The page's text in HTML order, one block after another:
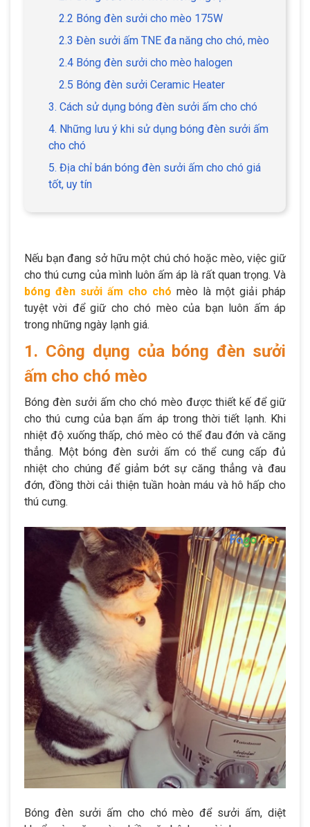
2.2 Bóng đèn sưởi cho mèo 175W
2.3 Đèn sưởi ấm TNE đa năng cho chó, mèo
2.4 Bóng đèn sưởi cho mèo halogen
2.5 Bóng đèn sưởi Ceramic Heater
3. Cách sử dụng bóng đèn sưởi ấm cho chó
4. Những lưu ý khi sử dụng bóng đèn sưởi ấm
cho chó
5. Địa chỉ bán bóng đèn sưởi ấm cho chó giá
tốt, uy tín
Nếu bạn đang sở hữu một chú chó hoặc mèo, việc giữ
cho thú cưng của mình luôn ấm áp là rất quan trọng. Và
bóng đèn sưởi ấm cho chó mèo là một giải pháp
tuyệt vời để giữ cho chó mèo của bạn luôn ấm áp
trong những ngày lạnh giá.
1. Công dụng của bóng đèn sưởi
ấm cho chó mèo
Bóng đèn sưởi ấm cho chó mèo được thiết kế để giữ
cho thú cưng của bạn ấm áp trong thời tiết lạnh. Khi
nhiệt độ xuống thấp, chó mèo có thể đau đớn và căng
thẳng. Một bóng đèn sưởi ấm có thể cung cấp đủ
nhiệt cho chúng để giảm bớt sự căng thẳng và đau
đớn, đồng thời cải thiện tuần hoàn máu và hô hấp cho
thú cưng.
Bóng đèn sưởi ấm cho chó mèo để sưởi ấm, diệt